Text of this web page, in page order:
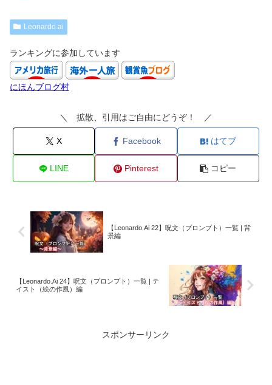
Leonardo.ai
ランキングに参加しています
にほんブログ村
＼ 拡散、引用はご自由にどうぞ！ ／
X Facebook はてブ
LINE Pinterest コピー
【Leonardo.Ai 22】呪文（プロンプト）一覧 | 背
景編
【Leonardo.Ai 24】呪文（プロンプト）一覧 | テ
イスト（絵の作風）編
スポンサーリンク